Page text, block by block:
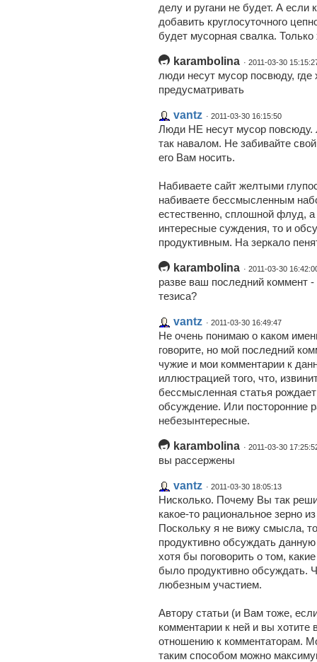
делу и ругани не будет. А
добавить круглосуточного
будет мусорная свалка.
karambolina · 2011-03-30
люди несут мусор посвюду, где
предусматривать
vantz · 2011-03-30 16:15:50
Люди НЕ несут мусор повсюду.
так навалом. Не забивайте
его Вам носить.
Набиваете сайт желтыми
набиваете бессмысленным
естественно, сплошной флуд,
интересные суждения, то и
продуктивным. На зеркало
karambolina · 2011-03-30
разве ваш последний коммент
тезиса?
vantz · 2011-03-30 16:49:47
Не очень понимаю о каком
говорите, но мой последний
чужие и мои комментарии к
иллюстрацией того, что,
бессмысленная статья
обсуждение. Или посторонние
небезынтересные.
karambolina · 2011-03-30
вы рассержены
vantz · 2011-03-30 18:05:13
Нисколько. Почему Вы так
какое-то рациональное зерно
Поскольку я не вижу смысла,
продуктивно обсуждать
хотя бы поговорить о том,
было продуктивно обсуждать.
любезным участием.
Автору статьи (и Вам тоже,
комментарии к ней и вы
отношению к комментаторам.
таким способом можно